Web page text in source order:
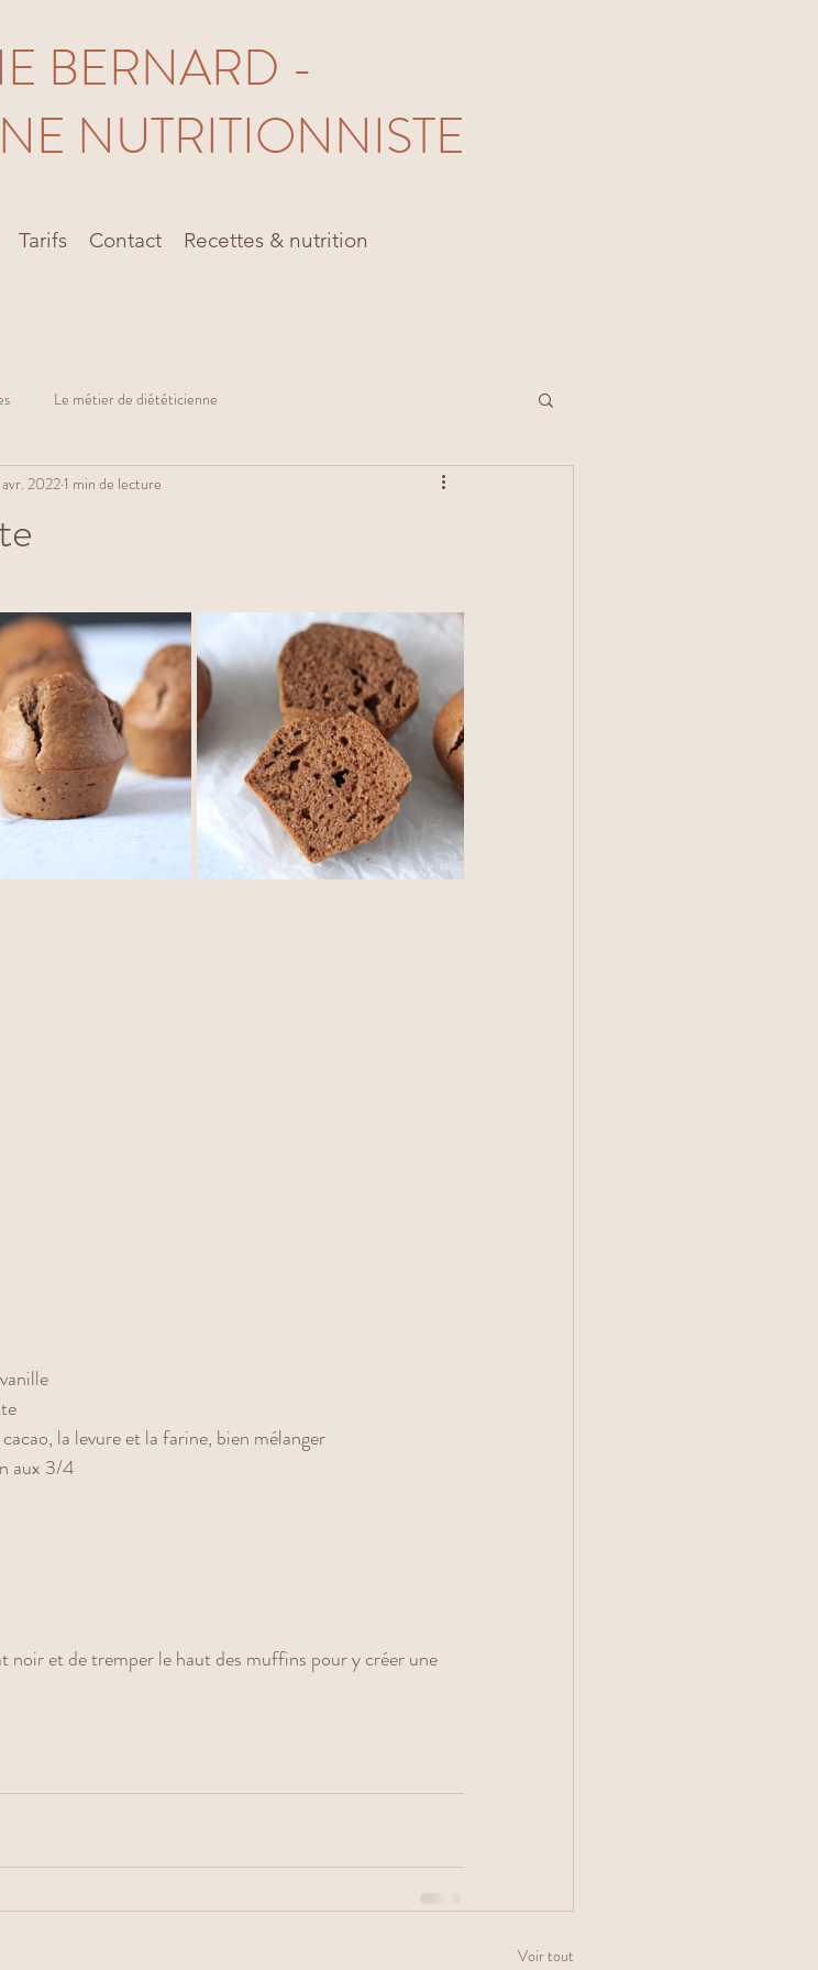
BERNARD -
NUTRITIONNISTE
Tarifs Contact Recettes & nutrition
Le métier de diététicienne
20221 min de lecture
la levure et la farine, bien mélanger
aux 3/4
noir et de tremper le haut des muffins pour y créer une
Voir tout